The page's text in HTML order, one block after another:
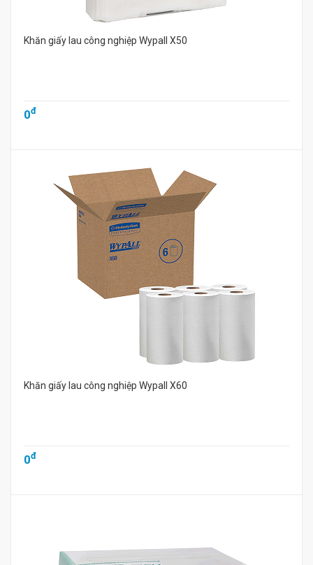
Khăn giấy lau công nghiệp Wypall X50
0đ
Khăn giấy lau công nghiệp Wypall X60
0đ